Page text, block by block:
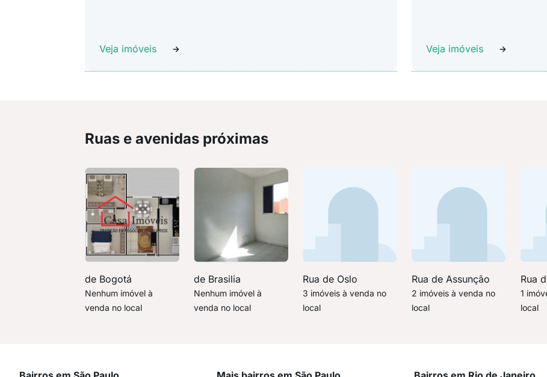
Veja imóveis Veja imóveis
Ruas e avenidas próximas
de Bogotá
Nenhum imóvel à
venda no local
de Brasilia
Nenhum imóvel à
venda no local
Rua de Oslo
3 imóveis à venda no
local
Rua de Assunção
2 imóveis à venda no
local
Rua
1
local